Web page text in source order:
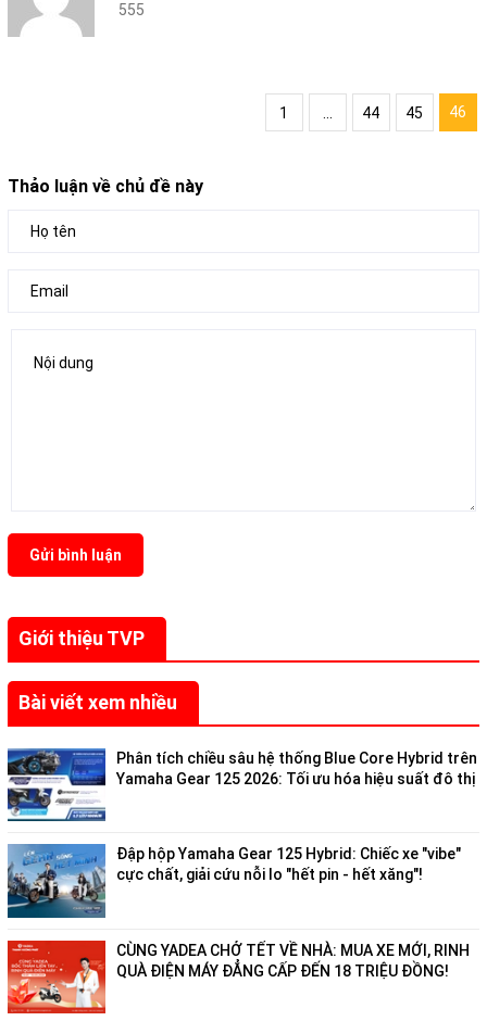
Giới thiệu TVP
Bài viết xem nhiều
Phân tích chiều sâu hệ thống Blue Core Hybrid trên
Yamaha Gear 125 2026: Tối ưu hóa hiệu suất đô thị
Đập hộp Yamaha Gear 125 Hybrid: Chiếc xe "vibe"
cực chất, giải cứu nỗi lo "hết pin - hết xăng"!
CÙNG YADEA CHỞ TẾT VỀ NHÀ: MUA XE MỚI, RINH
QUÀ ĐIỆN MÁY ĐẲNG CẤP ĐẾN 18 TRIỆU ĐỒNG!
555
1 44 45 46
Thảo luận về chủ đề này
Gửi bình luận